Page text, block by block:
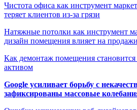
Чистота офиса как инструмент
теряет клиентов из-за грязи
Натяжные потолки как инструмент
дизайн помещения влияет на продажи
Как демонтаж помещения
активом
Google усиливает борьбу с
зафиксированы массовые